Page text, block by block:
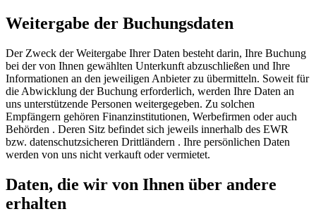
Weitergabe der Buchungsdaten
Der Zweck der Weitergabe Ihrer Daten besteht darin, Ihre Buchung
bei der von Ihnen gewählten Unterkunft abzuschließen und Ihre
Informationen an den jeweiligen Anbieter zu übermitteln. Soweit für
die Abwicklung der Buchung erforderlich, werden Ihre Daten an
uns unterstützende Personen weitergegeben. Zu solchen
Empfängern gehören Finanzinstitutionen, Werbefirmen oder auch
Behörden . Deren Sitz befindet sich jeweils innerhalb des EWR
bzw. datenschutzsicheren Drittländern . Ihre persönlichen Daten
werden von uns nicht verkauft oder vermietet.
Daten, die wir von Ihnen über andere
erhalten